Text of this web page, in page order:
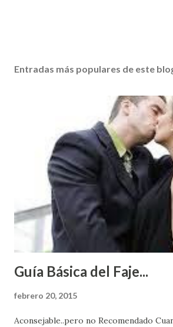
Entradas más populares de este
Guía Básica del Faje...
febrero 20, 2015
Aconsejable..pero no Recomendado